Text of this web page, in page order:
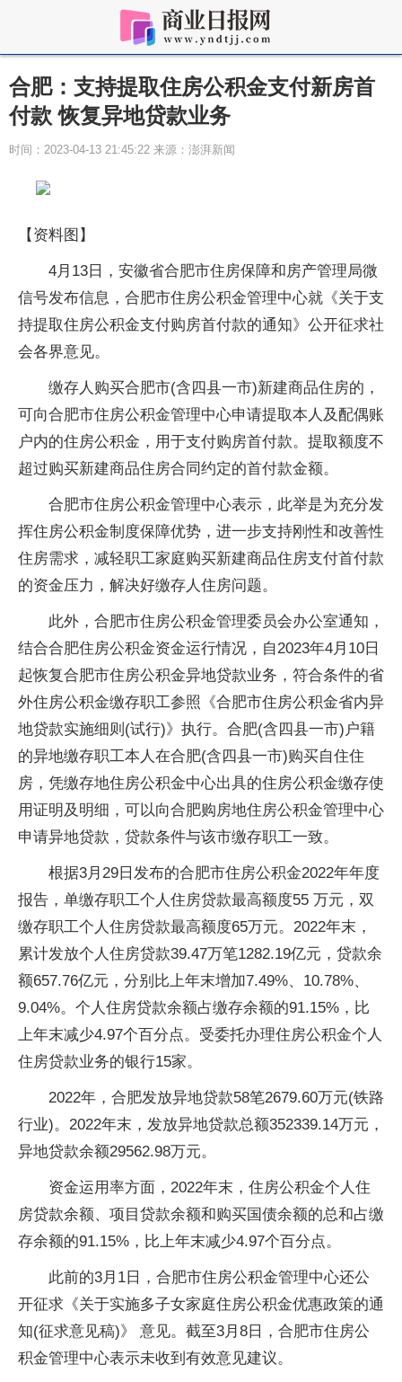
合肥：支持提取住房公积金支付新房首
付款 恢复异地贷款业务
时间：2023-04-13 21:45:22 来源：澎湃新闻
【资料图】
4月13日，安徽省合肥市住房保障和房产管理局微
信号发布信息，合肥市住房公积金管理中心就《关于支
持提取住房公积金支付购房首付款的通知》公开征求社
会各界意见。
缴存人购买合肥市(含四县一市)新建商品住房的，
可向合肥市住房公积金管理中心申请提取本人及配偶账
户内的住房公积金，用于支付购房首付款。提取额度不
超过购买新建商品住房合同约定的首付款金额。
合肥市住房公积金管理中心表示，此举是为充分发
挥住房公积金制度保障优势，进一步支持刚性和改善性
住房需求，减轻职工家庭购买新建商品住房支付首付款
的资金压力，解决好缴存人住房问题。
此外，合肥市住房公积金管理委员会办公室通知，
结合合肥住房公积金资金运行情况，自2023年4月10日
起恢复合肥市住房公积金异地贷款业务，符合条件的省
外住房公积金缴存职工参照《合肥市住房公积金省内异
地贷款实施细则(试行)》执行。合肥(含四县一市)户籍
的异地缴存职工本人在合肥(含四县一市)购买自住住
房，凭缴存地住房公积金中心出具的住房公积金缴存使
用证明及明细，可以向合肥购房地住房公积金管理中心
申请异地贷款，贷款条件与该市缴存职工一致。
根据3月29日发布的合肥市住房公积金2022年年度
报告，单缴存职工个人住房贷款最高额度55 万元，双
缴存职工个人住房贷款最高额度65万元。2022年末，
累计发放个人住房贷款39.47万笔1282.19亿元，贷款余
额657.76亿元，分别比上年末增加7.49%、10.78%、
9.04%。个人住房贷款余额占缴存余额的91.15%，比
上年末减少4.97个百分点。受委托办理住房公积金个人
住房贷款业务的银行15家。
2022年，合肥发放异地贷款58笔2679.60万元(铁路
行业)。2022年末，发放异地贷款总额352339.14万元，
异地贷款余额29562.98万元。
资金运用率方面，2022年末，住房公积金个人住
房贷款余额、项目贷款余额和购买国债余额的总和占缴
存余额的91.15%，比上年末减少4.97个百分点。
此前的3月1日，合肥市住房公积金管理中心还公
开征求《关于实施多子女家庭住房公积金优惠政策的通
知(征求意见稿)》 意见。截至3月8日，合肥市住房公
积金管理中心表示未收到有效意见建议。